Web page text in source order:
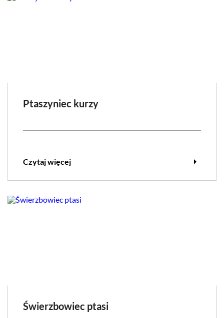
Ptaszyniec kurzy
Czytaj więcej arrow_right
Świerzbowiec ptasi